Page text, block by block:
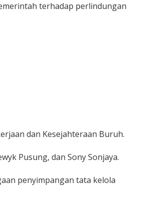
terhadap perlindungan
dan Kesejahteraan Buruh.
Pusung, dan Sony Sonjaya.
penyimpangan tata kelola